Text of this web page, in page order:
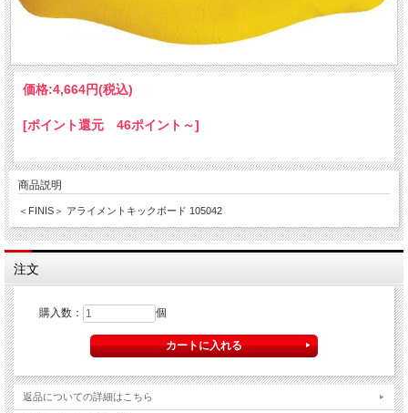
価格:4,664円(税込)
[ポイント還元 46ポイント～]
商品説明
＜FINIS＞ アライメントキックボード 105042
注文
購入数： 個
返品についての詳細はこちら